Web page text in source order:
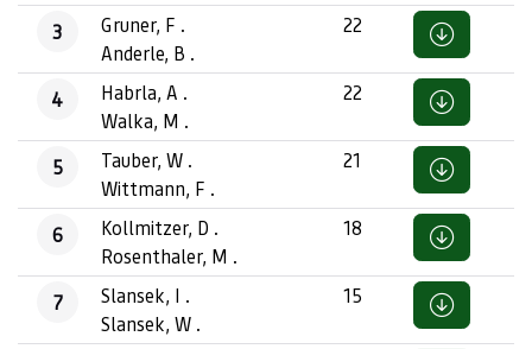
3
Gruner, F .
Anderle, B .
22
4
Habrla, A .
Walka, M .
22
5
Tauber, W .
Wittmann, F .
21
6
Kollmitzer, D .
Rosenthaler, M .
18
7
Slansek, I .
Slansek, W .
15